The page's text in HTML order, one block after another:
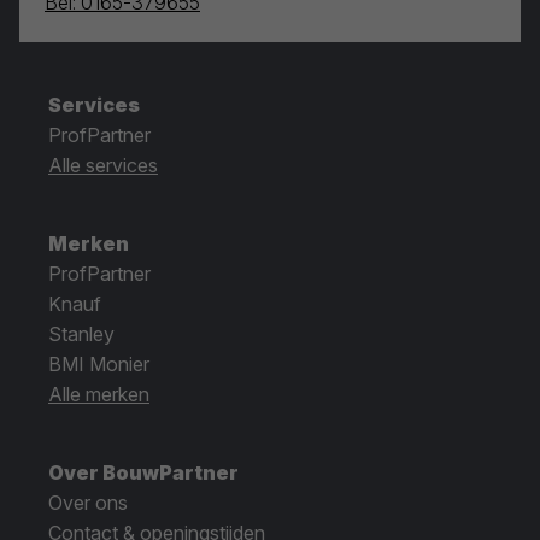
Services
ProfPartner
Alle services
Merken
ProfPartner
Knauf
Stanley
BMI Monier
Alle merken
Over BouwPartner
Over ons
Contact & openingstijden